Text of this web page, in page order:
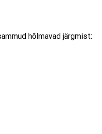
hõlmavad järgmist: